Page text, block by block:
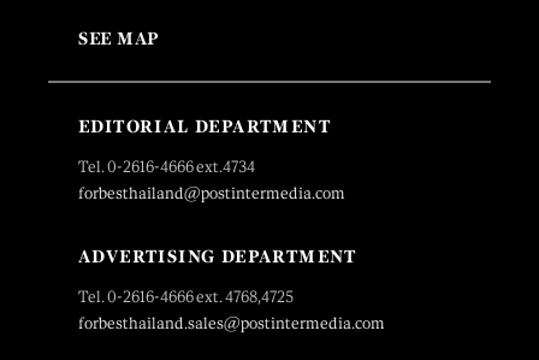
SEE MAP
EDITORIAL DEPARTMENT
Tel. 0-2616-4666 ext.4734
forbesthailand@postintermedia.com
ADVERTISING DEPARTMENT
Tel. 0-2616-4666 ext. 4768,4725
forbesthailand.sales@postintermedia.com